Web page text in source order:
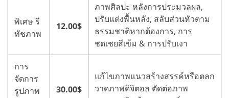
พิเศษ รี
ทัชภาพ
12.00$
ภาพศิลปะ หลังการประมวลผล,
ปรับแต่งพื้นหลัง, สลับส่วนหัวตาม
ธรรมชาติหากต้องการ, การ
ชดเชยสีเข้ม & การปรับเงา
การ
จัดการ
รูปภาพ
30.00$
แก้ไขภาพแนวสร้างสรรค์หรือตลก
วาดภาพดิจิตอล ตัดต่อภาพ